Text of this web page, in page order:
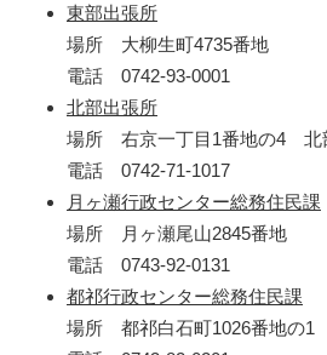
東部出張所
場所 大柳生町4735番地
電話 0742-93-0001
北部出張所
場所 右京一丁目1番地の4 北
電話 0742-71-1017
月ヶ瀬行政センター総務住民課
場所 月ヶ瀬尾山2845番地
電話 0743-92-0131
都祁行政センター総務住民課
場所 都祁白石町1026番地の1